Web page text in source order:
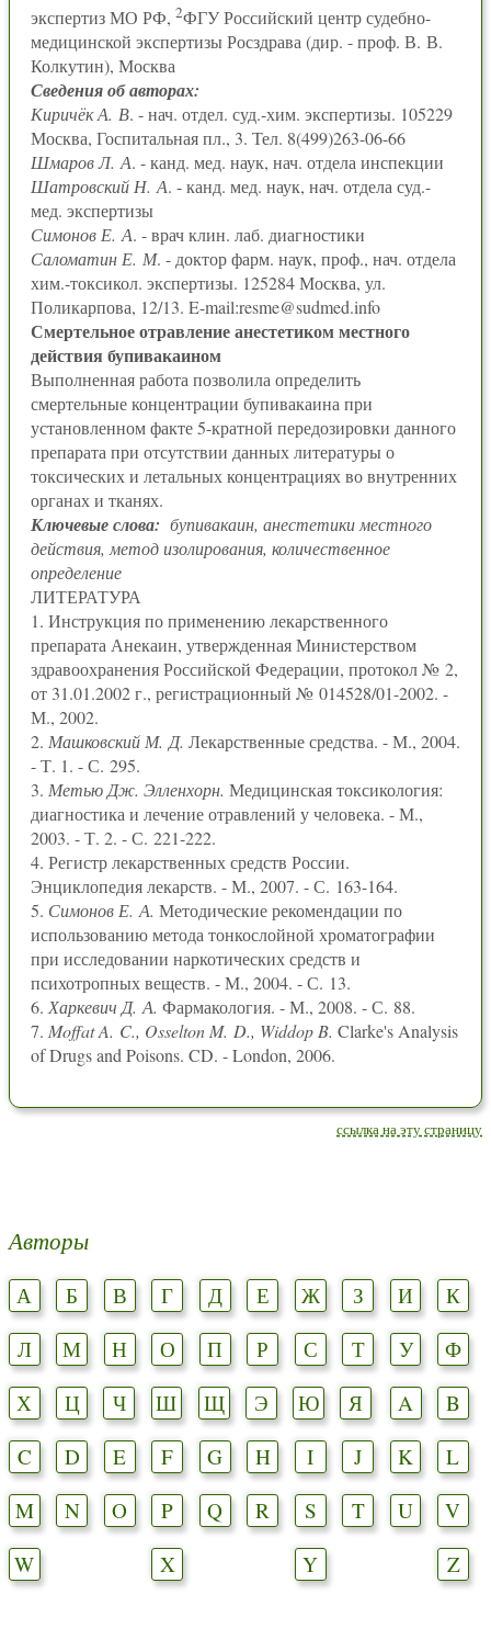
экспертиз МО РФ, 2ФГУ Российский центр судебно-
медицинской экспертизы Росздрава (дир. - проф. В. В.
Колкутин), Москва
Сведения об авторах:
Киричёк А. В. - нач. отдел. суд.-хим. экспертизы. 105229
Москва, Госпитальная пл., 3. Тел. 8(499)263-06-66
Шмаров Л. А. - канд. мед. наук, нач. отдела инспекции
Шатровский Н. А. - канд. мед. наук, нач. отдела суд.-
мед. экспертизы
Симонов Е. А. - врач клин. лаб. диагностики
Саломатин Е. М. - доктор фарм. наук, проф., нач. отдела
хим.-токсикол. экспертизы. 125284 Москва, ул.
Поликарпова, 12/13. E-mail:resme@sudmed.info
Смертельное отравление анестетиком местного
действия бупивакаином
Выполненная работа позволила определить
смертельные концентрации бупивакаина при
установленном факте 5-кратной передозировки данного
препарата при отсутствии данных литературы о
токсических и летальных концентрациях во внутренних
органах и тканях.
Ключевые слова: бупивакаин, анестетики местного
действия, метод изолирования, количественное
определение
ЛИТЕРАТУРА
1. Инструкция по применению лекарственного
препарата Анекаин, утвержденная Министерством
здравоохранения Российской Федерации, протокол № 2,
от 31.01.2002 г., регистрационный № 014528/01-2002. -
М., 2002.
2. Машковский М. Д. Лекарственные средства. - М., 2004.
- Т. 1. - С. 295.
3. Метью Дж. Элленхорн. Медицинская токсикология:
диагностика и лечение отравлений у человека. - М.,
2003. - Т. 2. - С. 221-222.
4. Регистр лекарственных средств России.
Энциклопедия лекарств. - М., 2007. - С. 163-164.
5. Симонов Е. А. Методические рекомендации по
использованию метода тонкослойной хроматографии
при исследовании наркотических средств и
психотропных веществ. - М., 2004. - С. 13.
6.Харкевич Д. А. Фармакология. - М., 2008. - С. 88.
7. Moffat A. C., Osselton M. D., Widdop B. Clarke's Analysis
of Drugs and Poisons. CD. - London, 2006.
ссылка на эту страницу
Авторы
А Б В Г Д Е Ж З И
К
Л
М Н О П Р С Т У
Ф
Х
Ц Ч Ш Щ Э Ю Я A
B
C
D E F G H I J K
L
M
N O P Q R S T U
V
W
X Y Z